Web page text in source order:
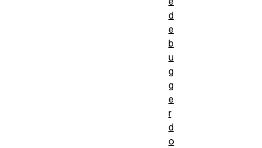
d
e
b
u
g
g
e
r
d
o